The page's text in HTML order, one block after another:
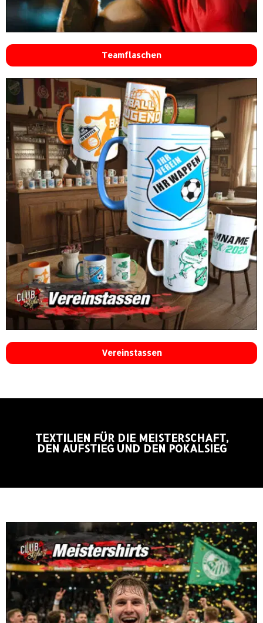
Teamflaschen
Vereinstassen
TEXTILIEN FÜR DIE MEISTERSCHAFT,
DEN AUFSTIEG UND DEN POKALSIEG